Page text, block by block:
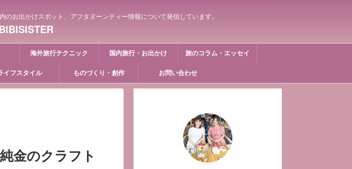
お出かけスポット、アフタヌーンティー情報について発信しています。
海外旅行テクニック 国内旅行・お出かけ 旅のコラム・エッセイ
イフスタイル ものづくり・創作 お問い合わせ
金のクラフト